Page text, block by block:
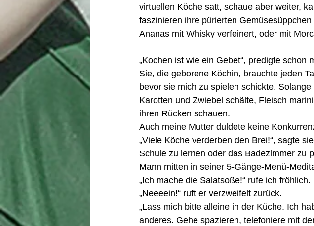
virtuellen Köche satt, schaue aber weiter,
faszinieren ihre pürierten
Ananas mit Whisky verfeinert, oder mit
„Kochen ist wie ein Gebet“, predigte schon
Sie, die geborene Köchin, brauchte jeden
bevor sie mich zu spielen schickte.
Karotten und Zwiebel schälte, Fleisch
ihren Rücken schauen.
Auch meine Mutter duldete keine
„Viele Köche verderben den Brei!“, sagte
Schule zu lernen oder das Badezimmer zu
Mann mitten in seiner 5-Gänge-Menü-
„Ich mache die Salatsoße!“ rufe ich fröhlich.
„Neeeein!“ ruft er verzweifelt zurück.
„Lass mich bitte alleine in der Küche. Ich
anderes. Gehe spazieren, telefoniere mit